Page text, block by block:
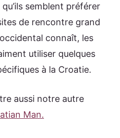
qu’ils semblent préférer
de rencontre grand
connaît, les
utiliser quelques
à la Croatie.
aussi notre autre
Man.